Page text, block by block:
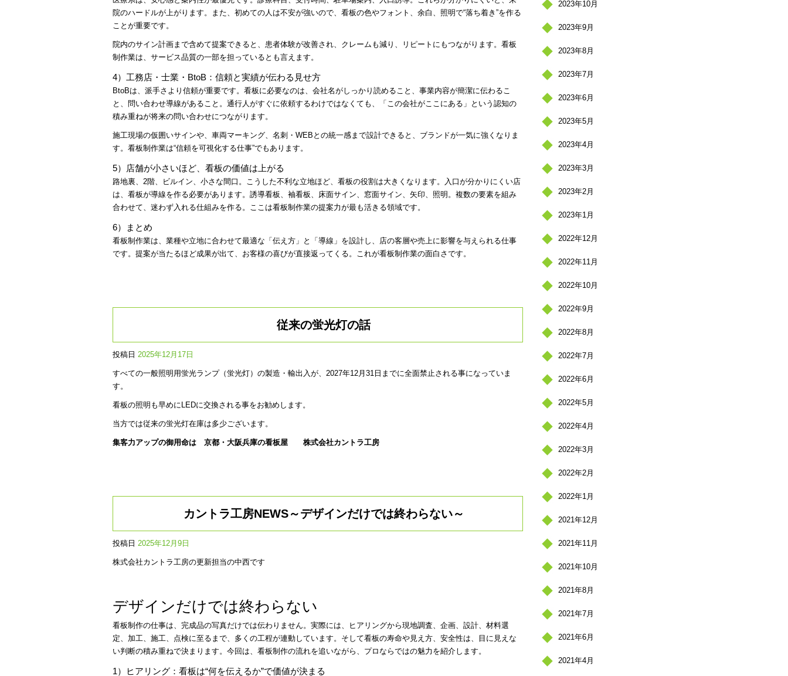
院のハードルが上がります。また、初めての人は不安が強いので、看板の色やフォント、余白、照明で“落ち着き”を作る
ことが重要です。
院内のサイン計画まで含めて提案できると、患者体験が改善され、クレームも減り、リピートにもつながります。看板
制作業は、サービス品質の一部を担っているとも言えます。
4）工務店・士業・BtoB：信頼と実績が伝わる見せ方
BtoBは、派手さより信頼が重要です。看板に必要なのは、会社名がしっかり読めること、事業内容が簡潔に伝わるこ
と、問い合わせ導線があること。通行人がすぐに依頼するわけではなくても、「この会社がここにある」という認知の
積み重ねが将来の問い合わせにつながります。
施工現場の仮囲いサインや、車両マーキング、名刺・WEBとの統一感まで設計できると、ブランドが一気に強くなりま
す。看板制作業は“信頼を可視化する仕事”でもあります。
5）店舗が小さいほど、看板の価値は上がる
路地裏、2階、ビルイン、小さな間口。こうした不利な立地ほど、看板の役割は大きくなります。入口が分かりにくい店
は、看板が導線を作る必要があります。誘導看板、袖看板、床面サイン、窓面サイン、矢印、照明。複数の要素を組み
合わせて、迷わず入れる仕組みを作る。ここは看板制作業の提案力が最も活きる領域です。
6）まとめ
看板制作業は、業種や立地に合わせて最適な「伝え方」と「導線」を設計し、店の客層や売上に影響を与えられる仕事
です。提案が当たるほど成果が出て、お客様の喜びが直接返ってくる。これが看板制作業の面白さです。
従来の蛍光灯の話
投稿日 2025年12月17日
すべての一般照明用蛍光ランプ（蛍光灯）の製造・輸出入が、2027年12月31日までに全面禁止される事になっていま
す。
看板の照明も早めにLEDに交換される事をお勧めします。
当方では従来の蛍光灯在庫は多少ございます。
集客力アップの御用命は 京都・大阪兵庫の看板屋 株式会社カントラ工房
カントラ工房NEWS～デザインだけでは終わらない～
投稿日 2025年12月9日
株式会社カントラ工房の更新担当の中西です
デザインだけでは終わらない
看板制作の仕事は、完成品の写真だけでは伝わりません。実際には、ヒアリングから現地調査、企画、設計、材料選
定、加工、施工、点検に至るまで、多くの工程が連動しています。そして看板の寿命や見え方、安全性は、目に見えな
い判断の積み重ねで決まります。今回は、看板制作の流れを追いながら、プロならではの魅力を紹介します。
1）ヒアリング：看板は“何を伝えるか”で価値が決まる
2023年10月
2023年9月
2023年8月
2023年7月
2023年6月
2023年5月
2023年4月
2023年3月
2023年2月
2023年1月
2022年12月
2022年11月
2022年10月
2022年9月
2022年8月
2022年7月
2022年6月
2022年5月
2022年4月
2022年3月
2022年2月
2022年1月
2021年12月
2021年11月
2021年10月
2021年8月
2021年7月
2021年6月
2021年4月